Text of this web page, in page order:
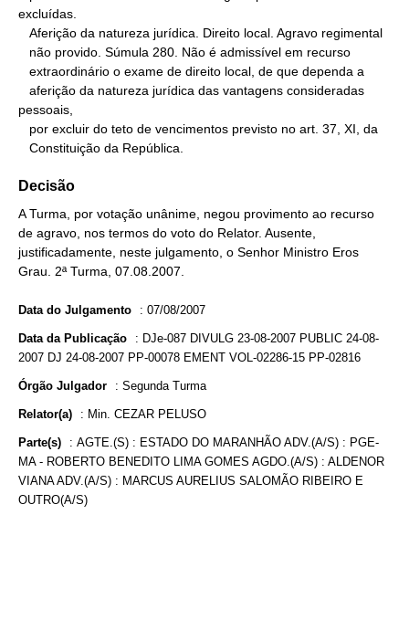
excluídas.
pessoais,
   Constituição da República.
Decisão
A Turma, por votação unânime, negou provimento ao recurso
de agravo, nos termos do voto do Relator. Ausente,
justificadamente, neste julgamento, o Senhor Ministro Eros
Grau. 2ª Turma, 07.08.2007.
Data do Julgamento : 07/08/2007
Data da Publicação : DJe-087 DIVULG 23-08-2007 PUBLIC 24-08-
2007 DJ 24-08-2007 PP-00078 EMENT VOL-02286-15 PP-02816
Órgão Julgador : Segunda Turma
Relator(a) : Min. CEZAR PELUSO
Parte(s) : AGTE.(S) : ESTADO DO MARANHÃO ADV.(A/S) : PGE-
MA - ROBERTO BENEDITO LIMA GOMES AGDO.(A/S) : ALDENOR
VIANA ADV.(A/S) : MARCUS AURELIUS SALOMÃO RIBEIRO E
OUTRO(A/S)